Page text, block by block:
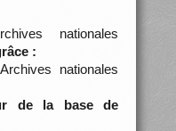
nationales
:
nationales
de la base de